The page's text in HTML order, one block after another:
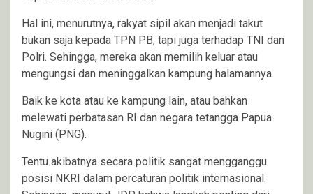
Hal ini, menurutnya, rakyat sipil akan menjadi takut
bukan saja kepada TPN PB, tapi juga terhadap TNI dan
Polri. Sehingga, mereka akan memilih keluar atau
mengungsi dan meninggalkan kampung halamannya.
Baik ke kota atau ke kampung lain, atau bahkan
melewati perbatasan RI dan negara tetangga Papua
Nugini (PNG).
Tentu akibatnya secara politik sangat mengganggu
posisi NKRI dalam percaturan politik internasional.